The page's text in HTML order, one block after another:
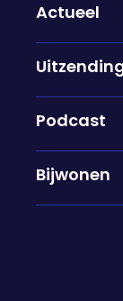
Actueel
Podcast
Bijwonen
Clarissa
to do
risk"
Clarissa